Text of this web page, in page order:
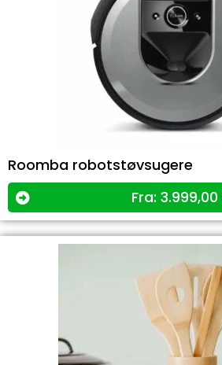
Roomba robotstøvsugere
Fra: 3.999,00